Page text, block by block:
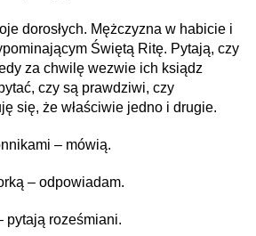
dorosłych. Mężczyzna w habicie i
Świętą Ritę. Pytają, czy
za chwilę wezwie ich ksiądz
czy są prawdziwi, czy
się, że właściwie jedno i drugie.
– mówią.
– odpowiadam.
pytają roześmiani.